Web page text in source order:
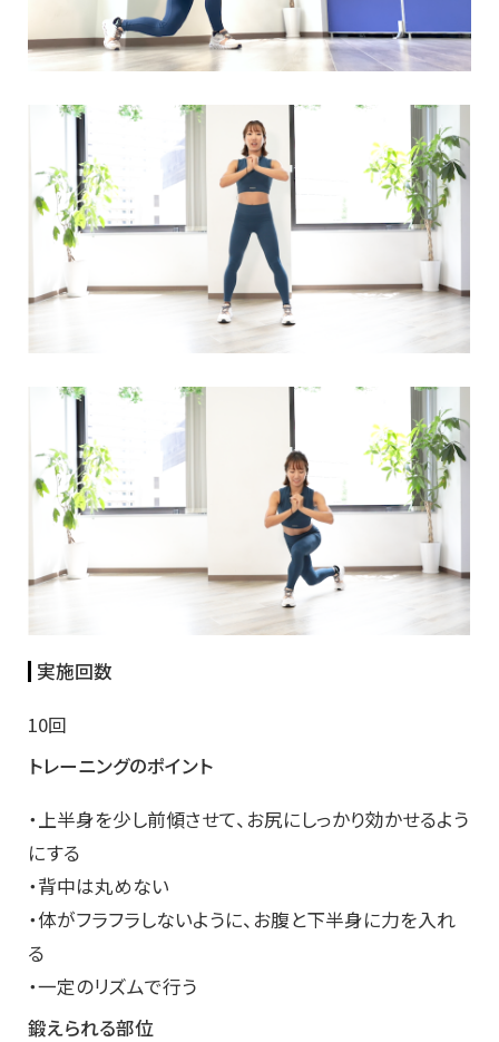
実施回数
10回
トレーニングのポイント
・上半身を少し前傾させて、お尻にしっかり効かせるよう
にする
・背中は丸めない
・体がフラフラしないように、お腹と下半身に力を入れ
る
・一定のリズムで行う
鍛えられる部位